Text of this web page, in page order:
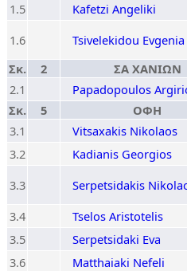
1.5
Kafetzi Angeliki
1.6
Tsivelekidou Evgenia
Σκ.
2 ΣΑ ΧΑΝΙΩΝ
2.1
Papadopoulos
Σκ.
5 ΟΦΗ
3.1
Vitsaxakis Nikolaos
3.2
Kadianis Georgios
3.3
Serpetsidakis
3.4
Tselos Aristotelis
3.5
Serpetsidaki Eva
3.6
Matthaiaki Nefeli